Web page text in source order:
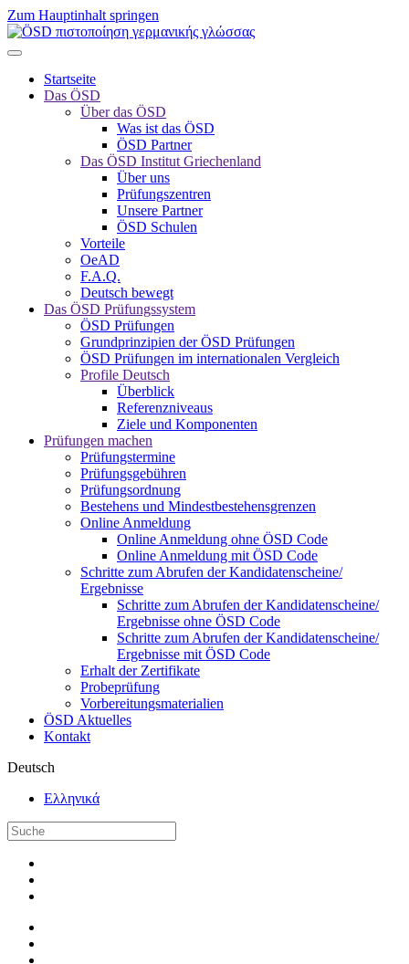
Zum Hauptinhalt springen
Startseite
Das ÖSD
Über das ÖSD
Was ist das ÖSD
ÖSD Partner
Das ÖSD Institut Griechenland
Über uns
Prüfungszentren
Unsere Partner
ÖSD Schulen
Vorteile
OeAD
F.A.Q.
Deutsch bewegt
Das ÖSD Prüfungssystem
ÖSD Prüfungen
Grundprinzipien der ÖSD Prüfungen
ÖSD Prüfungen im internationalen Vergleich
Profile Deutsch
Überblick
Referenzniveaus
Ziele und Komponenten
Prüfungen machen
Prüfungstermine
Prüfungsgebühren
Prüfungsordnung
Bestehens und Mindestbestehensgrenzen
Online Anmeldung
Online Anmeldung ohne ÖSD Code
Online Anmeldung mit ÖSD Code
Schritte zum Abrufen der Kandidatenscheine/
Ergebnisse
Schritte zum Abrufen der Kandidatenscheine/
Ergebnisse ohne ÖSD Code
Schritte zum Abrufen der Kandidatenscheine/
Ergebnisse mit ÖSD Code
Erhalt der Zertifikate
Probeprüfung
Vorbereitungsmaterialien
ÖSD Aktuelles
Kontakt
Deutsch
Ελληνικά